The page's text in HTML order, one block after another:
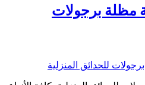
مظلة برجولات